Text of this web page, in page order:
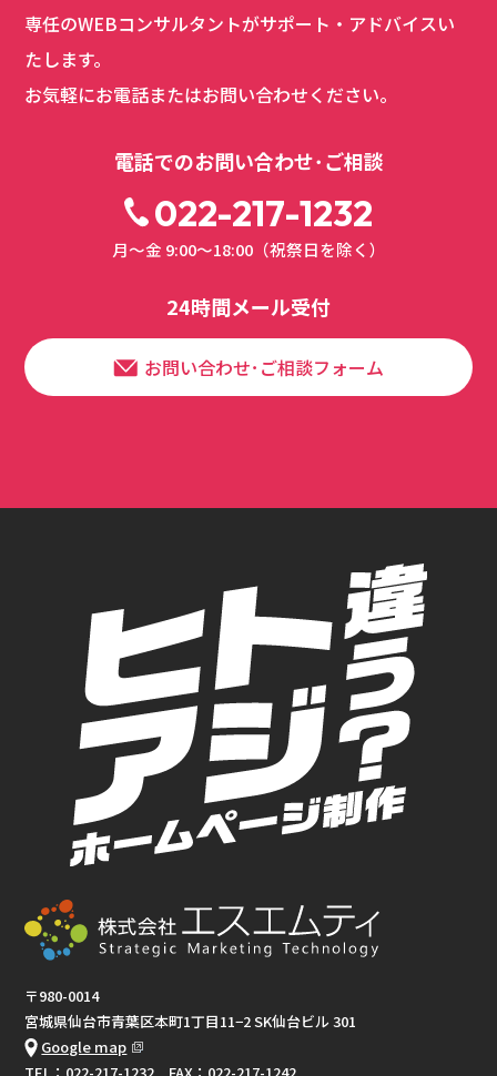
専任のWEBコンサルタントがサポート・アドバイスい
たします。
お気軽にお電話またはお問い合わせください。
電話でのお問い合わせ･ご相談
022-217-1232
月～金 9:00～18:00（祝祭日を除く）
24時間メール受付
お問い合わせ･ご相談フォーム
〒980-0014
宮城県仙台市青葉区本町1丁目11−2 SK仙台ビル 301
Google map